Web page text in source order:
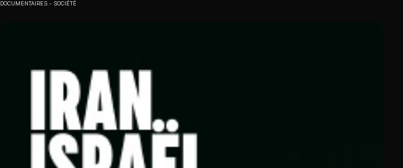
DOCUMENTAIRES SOCIÉTÉ